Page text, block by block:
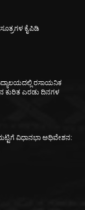
ಕೈಪಿಡಿ
ರಸಾಯನಿಕ
ಕುರಿತ ಎರಡು ದಿನಗಳ
ವಿಧಾನಭಾ ಅಧಿವೇಶನ: